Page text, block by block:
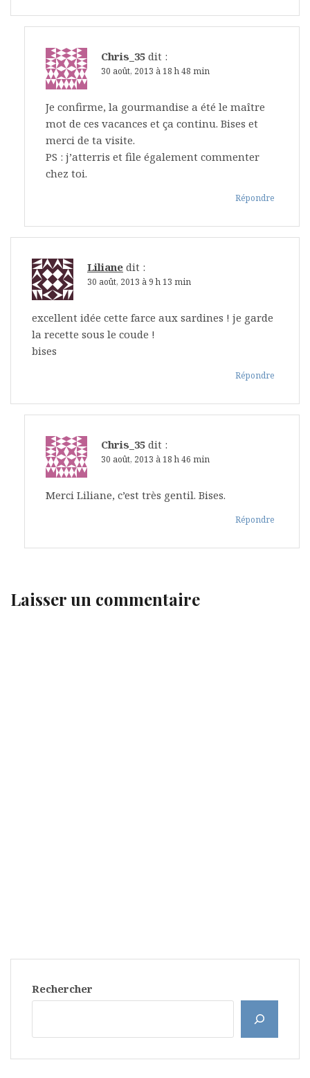
Chris_35 dit :
30 août, 2013 à 18 h 48 min
Je confirme, la gourmandise a été le maître
mot de ces vacances et ça continu. Bises et
merci de ta visite.
PS : j’atterris et file également commenter
chez toi.
Répondre
Liliane dit :
30 août, 2013 à 9 h 13 min
excellent idée cette farce aux sardines ! je garde
la recette sous le coude !
bises
Répondre
Chris_35 dit :
30 août, 2013 à 18 h 46 min
Merci Liliane, c’est très gentil. Bises.
Répondre
Laisser un commentaire
Rechercher